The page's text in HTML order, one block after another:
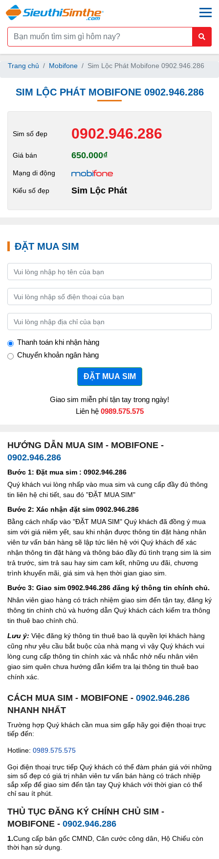
Trang chủ Mobifone Sim Lộc Phát Mobifone 0902.946.286
SIM LỘC PHÁT MOBIFONE 0902.946.286
Sim số đẹp 0902.946.286
Giá bán 650.000₫
Mạng di động
Kiểu số đẹp Sim Lộc Phát
ĐẶT MUA SIM
Thanh toán khi nhận hàng
Chuyển khoản ngân hàng
ĐẶT MUA SIM
Giao sim miễn phí tận tay trong ngày!
Liên hệ 0989.575.575
HƯỚNG DẪN MUA SIM - MOBIFONE -
0902.946.286
Bước 1: Đặt mua sim : 0902.946.286
Quý khách vui lòng nhấp vào mua sim và cung cấp đầy đủ thông
tin liên hệ chi tiết, sau đó "ĐẶT MUA SIM"
Bước 2: Xác nhận đặt sim 0902.946.286
Bằng cách nhấp vào "ĐẶT MUA SIM" Quý khách đã đồng ý mua
sim với giá niêm yết, sau khi nhận được thông tin đặt hàng nhân
viên tư vấn bán hàng sẽ lập tức liên hệ với Quý khách để xác
nhận thông tin đặt hàng và thông báo đầy đủ tình trạng sim là sim
trả trước, sim trả sau hay sim cam kết, những ưu đãi, chương
trình khuyến mãi, giá sim và hẹn thời gian giao sim.
Bước 3: Giao sim 0902.946.286 đăng ký thông tin chính chủ.
Nhân viên giao hàng có trách nhiệm giao sim đến tận tay, đăng ký
thông tin chính chủ và hướng dẫn Quý khách cách kiểm tra thông
tin thuê bao chính chủ.
Lưu ý: Việc đăng ký thông tin thuê bao là quyền lợi khách hàng
cũng như yêu cầu bắt buộc của nhà mạng vì vậy Quý khách vui
lòng cung cấp thông tin chính xác và nhắc nhở nếu nhân viên
giao sim quên chưa hướng dẫn kiểm tra lại thông tin thuê bao
chính xác.
CÁCH MUA SIM - MOBIFONE - 0902.946.286
NHANH NHẤT
Trường hợp Quý khách cần mua sim gấp hãy gọi điện thoại trực
tiếp đến:
Hotline: 0989.575.575
Gọi điện thoại trực tiếp Quý khách có thể đàm phán giá với những
sim số đẹp có giá trị nhân viên tư vấn bán hàng có trách nhiệp
sắp xếp để giao sim đến tận tay Quý khách với thời gian có thể
chỉ sau ít phút.
THỦ TỤC ĐĂNG KÝ CHÍNH CHỦ SIM -
MOBIFONE - 0902.946.286
1.Cung cấp bản gốc CMND, Căn cước công dân, Hộ Chiếu còn
thời hạn sử dụng.